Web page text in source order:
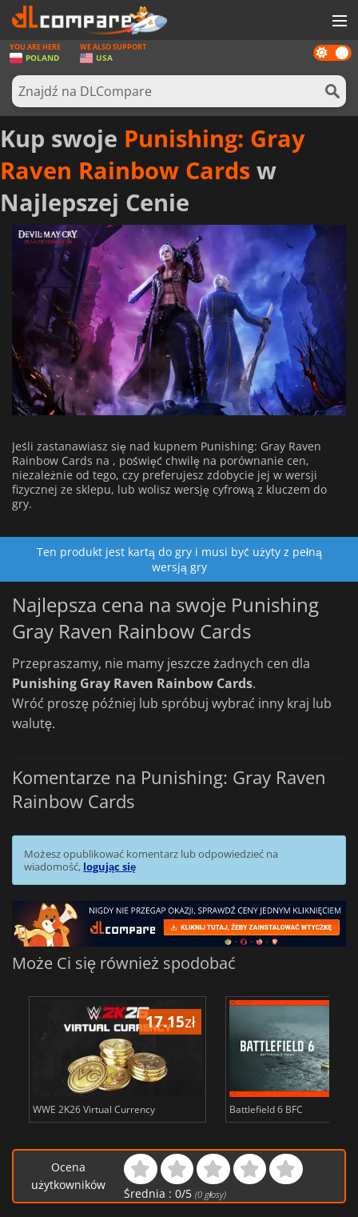
GRY
KARTY DO GIER
OPROGRAMOWANIE
REWARDS
SPRZĘT KOMPUTEROWY
AKTUALNOŚCI
ZALOGUJ SIĘ LUB ZAREJESTRUJ
Dark
mode
YOU ARE HERE
POLAND
WE ALSO SUPPORT
USA
Kup swoje Punishing: Gray
Raven Rainbow Cards w
Najlepszej Cenie
Jeśli zastanawiasz się nad kupnem Punishing: Gray Raven
Rainbow Cards na , poświęć chwilę na porównanie cen,
niezależnie od tego, czy preferujesz zdobycie jej w wersji
fizycznej ze sklepu, lub wolisz wersję cyfrową z kluczem do
gry.
Ten produkt jest kartą do gry i musi być użyty z pełną
wersją gry
Najlepsza cena na swoje Punishing
Gray Raven Rainbow Cards
Przepraszamy, nie mamy jeszcze żadnych cen dla
Punishing Gray Raven Rainbow Cards.
Wróć proszę później lub spróbuj wybrać inny kraj lub
walutę.
Komentarze na Punishing: Gray Raven
Rainbow Cards
Możesz opublikować komentarz lub odpowiedzieć na
wiadomość, logując się
Może Ci się również spodobać
17.15zł
WWE 2K26 Virtual Currency Battlefield 6 BFC
Ocena
użytkowników
Średnia : 0/5 (0głosy)